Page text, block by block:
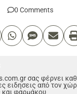
0 Comments
σας φέρνει
ειδησεις από τον
και φαρμάκου